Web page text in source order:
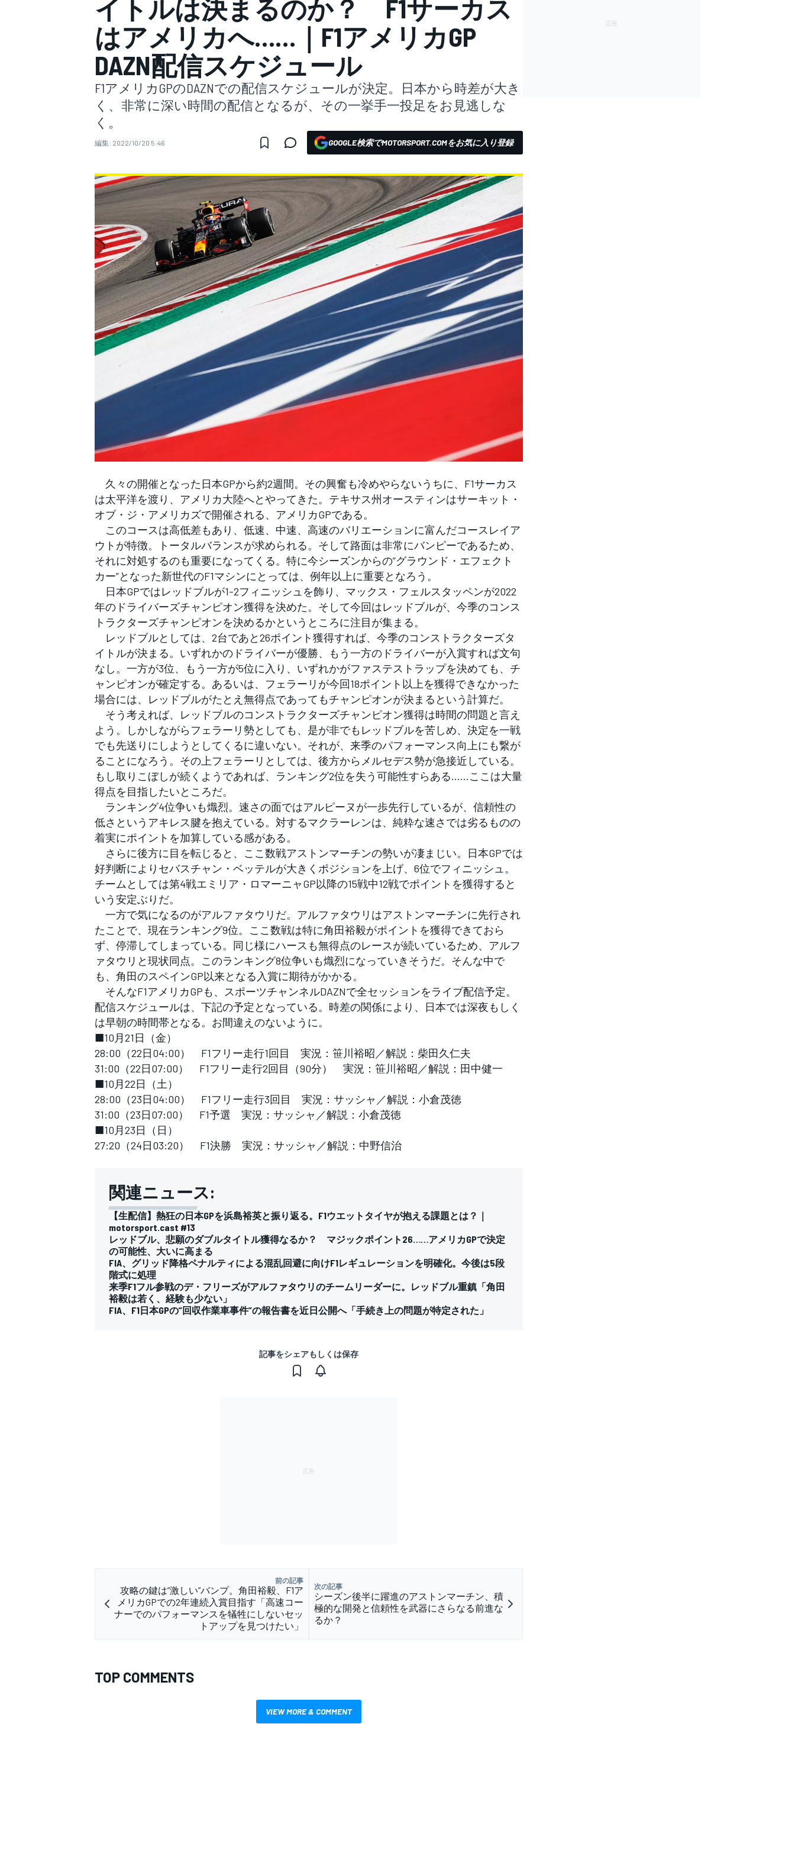
スーパーフォーミュラ
WEC
フォーミュラE
すべてのカテゴリー
イトルは決まるのか？ F1サーカス
はアメリカへ……｜F1アメリカGP
DAZN配信スケジュール
F1アメリカGPのDAZNでの配信スケジュールが決定。日本から時差が大き
く、非常に深い時間の配信となるが、その一挙手一投足をお見逃しな
く。
編集: 2022/10/20 5:46 GOOGLE検索でMOTORSPORT.COMをお気に入り登録
久々の開催となった日本GPから約2週間。その興奮も冷めやらないうちに、F1サーカス
は太平洋を渡り、アメリカ大陸へとやってきた。テキサス州オースティンはサーキット・
オブ・ジ・アメリカズで開催される、アメリカGPである。
このコースは高低差もあり、低速、中速、高速のバリエーションに富んだコースレイア
ウトが特徴。トータルバランスが求められる。そして路面は非常にバンピーであるため、
それに対処するのも重要になってくる。特に今シーズンからの”グラウンド・エフェクト
カー”となった新世代のF1マシンにとっては、例年以上に重要となろう。
日本GPではレッドブルが1-2フィニッシュを飾り、マックス・フェルスタッペンが2022
年のドライバーズチャンピオン獲得を決めた。そして今回はレッドブルが、今季のコンス
トラクターズチャンピオンを決めるかというところに注目が集まる。
レッドブルとしては、2台であと26ポイント獲得すれば、今季のコンストラクターズタ
イトルが決まる。いずれかのドライバーが優勝、もう一方のドライバーが入賞すれば文句
なし。一方が3位、もう一方が5位に入り、いずれかがファステストラップを決めても、チ
ャンピオンが確定する。あるいは、フェラーリが今回18ポイント以上を獲得できなかった
場合には、レッドブルがたとえ無得点であってもチャンピオンが決まるという計算だ。
そう考えれば、レッドブルのコンストラクターズチャンピオン獲得は時間の問題と言え
よう。しかしながらフェラーリ勢としても、是が非でもレッドブルを苦しめ、決定を一戦
でも先送りにしようとしてくるに違いない。それが、来季のパフォーマンス向上にも繋が
ることになろう。その上フェラーリとしては、後方からメルセデス勢が急接近している。
もし取りこぼしが続くようであれば、ランキング2位を失う可能性すらある……ここは大量
得点を目指したいところだ。
ランキング4位争いも熾烈。速さの面ではアルピーヌが一歩先行しているが、信頼性の
低さというアキレス腱を抱えている。対するマクラーレンは、純粋な速さでは劣るものの
着実にポイントを加算している感がある。
さらに後方に目を転じると、ここ数戦アストンマーチンの勢いが凄まじい。日本GPでは
好判断によりセバスチャン・ベッテルが大きくポジションを上げ、6位でフィニッシュ。
チームとしては第4戦エミリア・ロマーニャGP以降の15戦中12戦でポイントを獲得すると
いう安定ぶりだ。
一方で気になるのがアルファタウリだ。アルファタウリはアストンマーチンに先行され
たことで、現在ランキング9位。ここ数戦は特に角田裕毅がポイントを獲得できておら
ず、停滞してしまっている。同じ様にハースも無得点のレースが続いているため、アルフ
ァタウリと現状同点。このランキング8位争いも熾烈になっていきそうだ。そんな中で
も、角田のスペインGP以来となる入賞に期待がかかる。
そんなF1アメリカGPも、スポーツチャンネルDAZNで全セッションをライブ配信予定。
配信スケジュールは、下記の予定となっている。時差の関係により、日本では深夜もしく
は早朝の時間帯となる。お間違えのないように。
■10月21日（金）
28:00（22日04:00） F1フリー走行1回目 実況：笹川裕昭／解説：柴田久仁夫
31:00（22日07:00） F1フリー走行2回目（90分） 実況：笹川裕昭／解説：田中健一
■10月22日（土）
28:00（23日04:00） F1フリー走行3回目 実況：サッシャ／解説：小倉茂徳
31:00（23日07:00） F1予選 実況：サッシャ／解説：小倉茂徳
■10月23日（日）
27:20（24日03:20） F1決勝 実況：サッシャ／解説：中野信治
関連ニュース:
【生配信】熱狂の日本GPを浜島裕英と振り返る。F1ウエットタイヤが抱える課題とは？｜
motorsport.cast #13
レッドブル、悲願のダブルタイトル獲得なるか？ マジックポイント26……アメリカGPで決定
の可能性、大いに高まる
FIA、グリッド降格ペナルティによる混乱回避に向けF1レギュレーションを明確化。今後は5段
階式に処理
来季F1フル参戦のデ・フリーズがアルファタウリのチームリーダーに。レッドブル重鎮「角田
裕毅は若く、経験も少ない」
FIA、F1日本GPの”回収作業車事件”の報告書を近日公開へ「手続き上の問題が特定された」
記事をシェアもしくは保存
前の記事
攻略の鍵は”激しい”バンプ。角田裕毅、F1ア
メリカGPでの2年連続入賞目指す「高速コー
ナーでのパフォーマンスを犠牲にしないセッ
トアップを見つけたい」
次の記事
シーズン後半に躍進のアストンマーチン、積
極的な開発と信頼性を武器にさらなる前進な
るか？
TOP COMMENTS
VIEW MORE & COMMENT